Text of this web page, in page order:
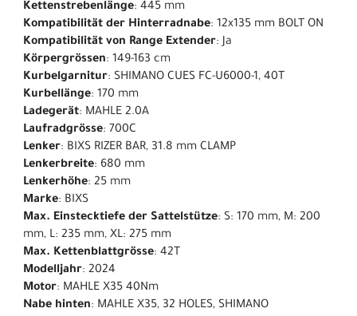
Kettenstrebenlänge: 445 mm
Kompatibilität der Hinterradnabe: 12x135 mm BOLT ON
Kompatibilität von Range Extender: Ja
Körpergrössen: 149-163 cm
Kurbelgarnitur: SHIMANO CUES FC-U6000-1, 40T
Kurbellänge: 170 mm
Ladegerät: MAHLE 2.0A
Laufradgrösse: 700C
Lenker: BIXS RIZER BAR, 31.8 mm CLAMP
Lenkerbreite: 680 mm
Lenkerhöhe: 25 mm
Marke: BIXS
Max. Einstecktiefe der Sattelstütze: S: 170 mm, M: 200
mm, L: 235 mm, XL: 275 mm
Max. Kettenblattgrösse: 42T
Modelljahr: 2024
Motor: MAHLE X35 40Nm
Nabe hinten: MAHLE X35, 32 HOLES, SHIMANO